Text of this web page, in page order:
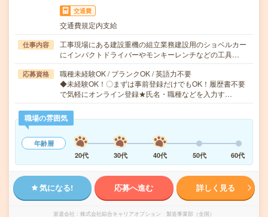
交通費
交通費規定内支給
仕事内容
工事現場にある建設重機の組立業務建設用のショベルカー
にインパクトドライバーやモンキーレンチなどの工具…
応募資格
職種未経験OK / ブランクOK / 英語力不要
◆未経験OK！〇まずは事前登録だけでもOK！履歴書不要
で気軽にオンライン登録★氏名・職種などを入力す…
職場の雰囲気
年齢層
20代
30代 40代 50代 60代
気になる! 応募へ進む 詳しく見る
派遣会社 株式会社綜合キャリアオプション 製造事業部（全国）